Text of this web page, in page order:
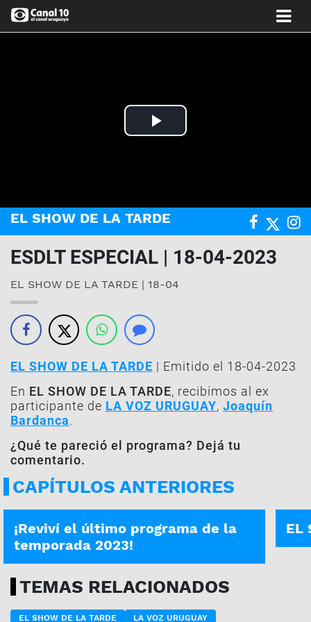
Play
EL SHOW DE LA TARDE
ESDLT ESPECIAL | 18-04-2023
EL SHOW DE LA TARDE | 18-04
EL SHOW DE LA TARDE | Emitido el 18-04-2023
En EL SHOW DE LA TARDE, recibimos al ex
participante de LA VOZ URUGUAY, Joaquín
Bardanca.
¿Qué te pareció el programa? Dejá tu
comentario.
CAPÍTULOS ANTERIORES
EL SHOW DE LA TARDE | 29-09-2023
¡Reviví el último programa de la
temporada 2023!
EL
TEMAS RELACIONADOS
EL SHOW DE LA TARDE
LA VOZ URUGUAY